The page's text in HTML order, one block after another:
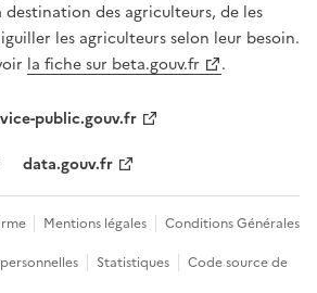
des agriculteurs, de les
les agriculteurs selon leur besoin.
la fiche sur beta.gouv.fr .
public.gouv.fr
data.gouv.fr
Mentions légales
Conditions Générales
Statistiques
Code source de